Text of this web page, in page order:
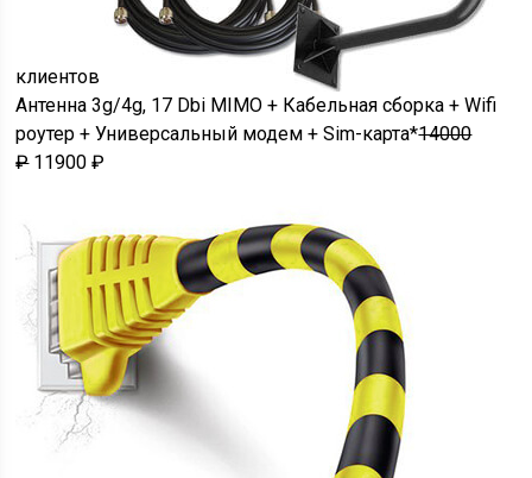
клиентов
Антенна 3g/4g, 17 Dbi MIMO + Кабельная сборка + Wifi
роутер + Универсальный модем + Sim-карта*14000
₽11900 ₽